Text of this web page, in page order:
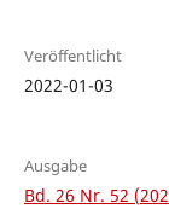
Veröffentlicht
2022-01-03
Ausgabe
Bd. 26 Nr. 52